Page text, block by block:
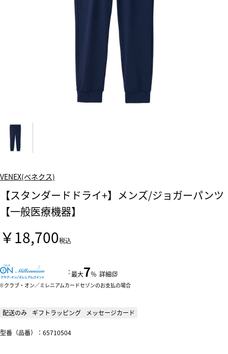
VENEX(ベネクス)
【スタンダードドライ+】メンズ/ジョガーパンツ
【一般医療機器】
￥18,700税込
：最大7％ 詳細
クラブ・オン／ミレニアムカードセゾンのお支払の場合
配送のみ ギフトラッピング メッセージカード
型番（品番）：65710504